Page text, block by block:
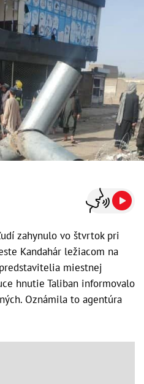
zahynulo vo štvrtok pri
Kandahár ležiacom na
miestnej
hnutie Taliban informovalo
Oznámila to agentúra